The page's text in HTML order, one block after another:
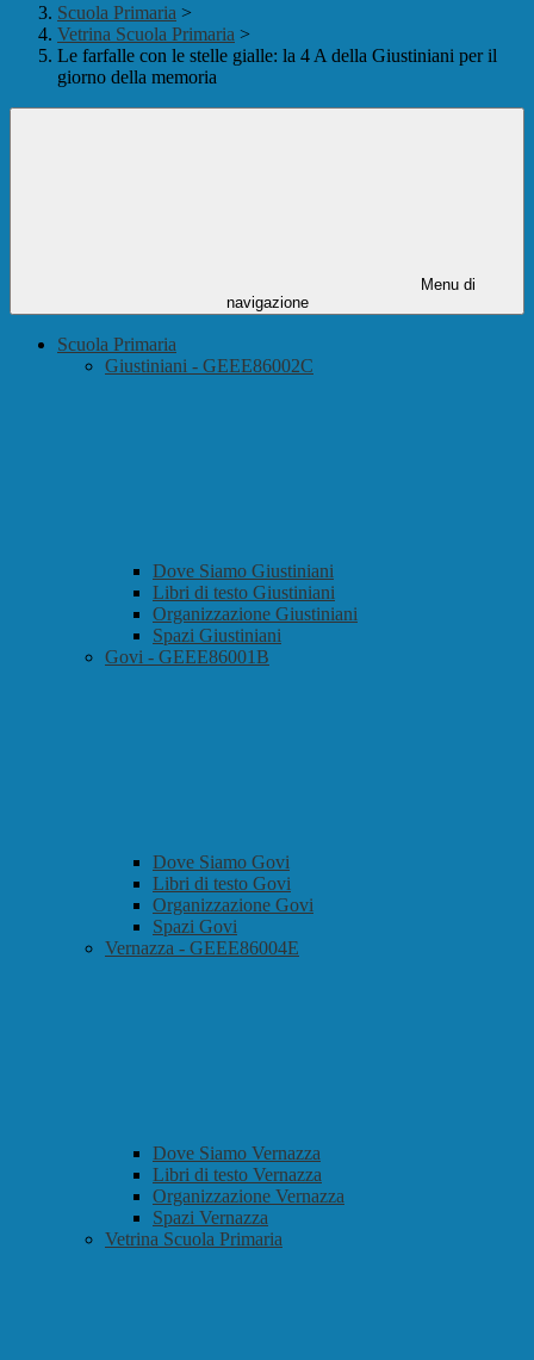
Scuola Primaria >
Vetrina Scuola Primaria >
Le farfalle con le stelle gialle: la 4 A della Giustiniani per il
giorno della memoria
Menu di
navigazione
Scuola Primaria
Giustiniani - GEEE86002C
Dove Siamo Giustiniani
Libri di testo Giustiniani
Organizzazione Giustiniani
Spazi Giustiniani
Govi - GEEE86001B
Dove Siamo Govi
Libri di testo Govi
Organizzazione Govi
Spazi Govi
Vernazza - GEEE86004E
Dove Siamo Vernazza
Libri di testo Vernazza
Organizzazione Vernazza
Spazi Vernazza
Vetrina Scuola Primaria